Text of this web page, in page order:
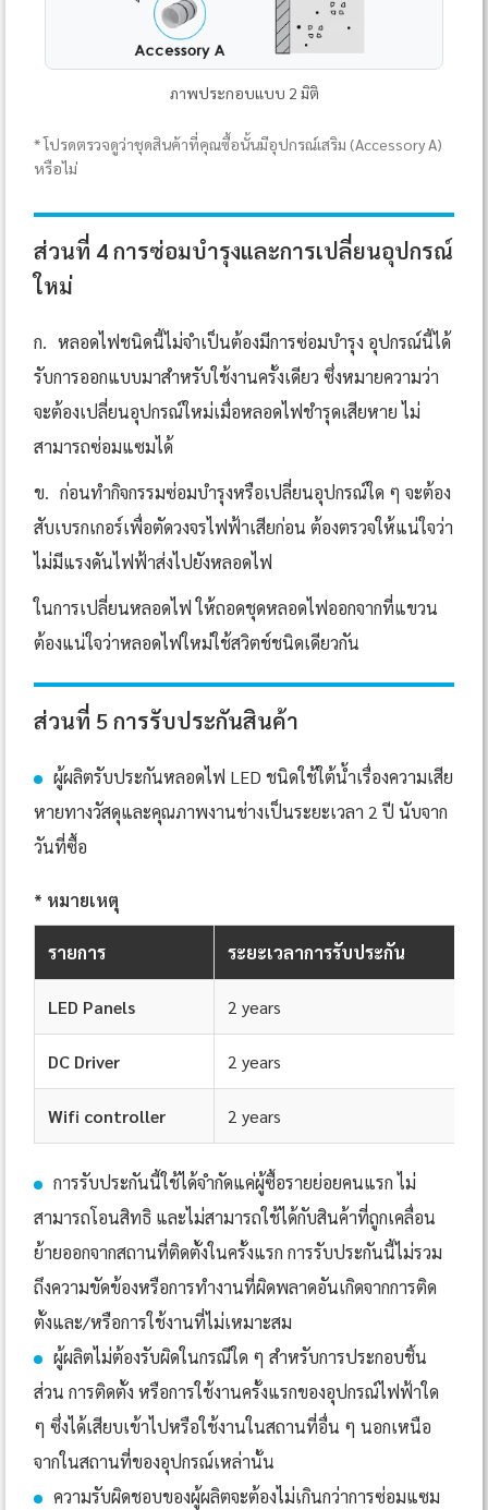
ภาพประกอบแบบ 2 มิติ
* โปรดตรวจดูว่าชุดสินค้าที่คุณซื้อนั้นมีอุปกรณ์เสริม (Accessory A)
หรือไม่
ส่วนที่ 4 การซ่อมบำรุงและการเปลี่ยนอุปกรณ์
ใหม่
ก. หลอดไฟชนิดนี้ไม่จำเป็นต้องมีการซ่อมบำรุง อุปกรณ์นี้ได้
รับการออกแบบมาสำหรับใช้งานครั้งเดียว ซึ่งหมายความว่า
จะต้องเปลี่ยนอุปกรณ์ใหม่เมื่อหลอดไฟชำรุดเสียหาย ไม่
สามารถซ่อมแซมได้
ข. ก่อนทำกิจกรรมซ่อมบำรุงหรือเปลี่ยนอุปกรณ์ใด ๆ จะต้อง
สับเบรกเกอร์เพื่อตัดวงจรไฟฟ้าเสียก่อน ต้องตรวจให้แน่ใจว่า
ไม่มีแรงดันไฟฟ้าส่งไปยังหลอดไฟ
ในการเปลี่ยนหลอดไฟ ให้ถอดชุดหลอดไฟออกจากที่แขวน
ต้องแน่ใจว่าหลอดไฟใหม่ใช้สวิตช์ชนิดเดียวกัน
ส่วนที่ 5 การรับประกันสินค้า
ผู้ผลิตรับประกันหลอดไฟ LED ชนิดใช้ใต้น้ำเรื่องความเสีย
หายทางวัสดุและคุณภาพงานช่างเป็นระยะเวลา 2 ปี นับจาก
วันที่ซื้อ
* หมายเหตุ
รายการ ระยะเวลาการรับประกัน
LED Panels 2 years
DC Driver 2 years
Wifi controller 2 years
การรับประกันนี้ใช้ได้จำกัดแค่ผู้ซื้อรายย่อยคนแรก ไม่
สามารถโอนสิทธิ และไม่สามารถใช้ได้กับสินค้าที่ถูกเคลื่อน
ย้ายออกจากสถานที่ติดตั้งในครั้งแรก การรับประกันนี้ไม่รวม
ถึงความขัดข้องหรือการทำงานที่ผิดพลาดอันเกิดจากการติด
ตั้งและ/หรือการใช้งานที่ไม่เหมาะสม
ผู้ผลิตไม่ต้องรับผิดในกรณีใด ๆ สำหรับการประกอบชิ้น
ส่วน การติดตั้ง หรือการใช้งานครั้งแรกของอุปกรณ์ไฟฟ้าใด
ๆ ซึ่งได้เสียบเข้าไปหรือใช้งานในสถานที่อื่น ๆ นอกเหนือ
จากในสถานที่ของอุปกรณ์เหล่านั้น
ความรับผิดชอบของผู้ผลิตจะต้องไม่เกินกว่าการซ่อมแซม